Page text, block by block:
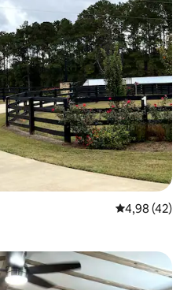
Note
4,98 (42)